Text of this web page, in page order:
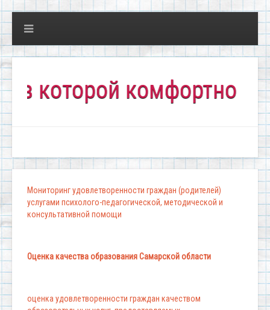
комфортно всем!"
Мониторинг удовлетворенности граждан (родителей)
услугами психолого-педагогической, методической и
консультативной помощи
Оценка качества образования Самарской области
оценка удовлетворенности граждан качеством